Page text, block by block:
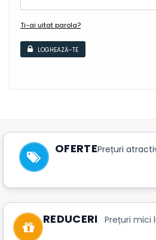
Ti-ai uitat parola?
LOGHEAZĂ-TE
OFERTEPrețuri
REDUCERI Prețuri mici